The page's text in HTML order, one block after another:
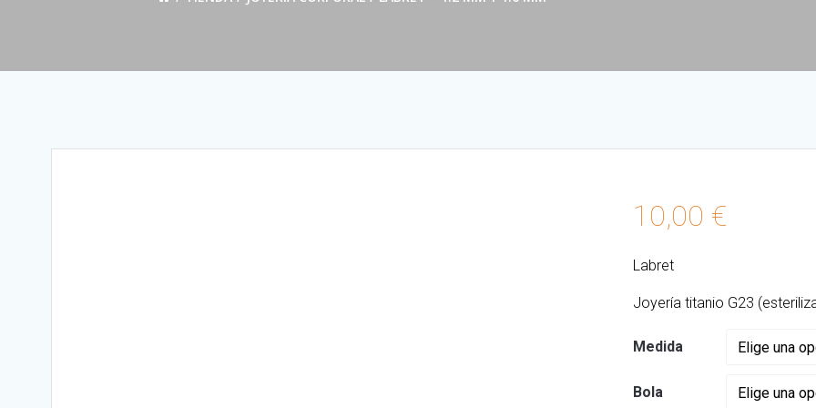
10,00 €
Labret
Joyería titanio G23
Medida
Bola